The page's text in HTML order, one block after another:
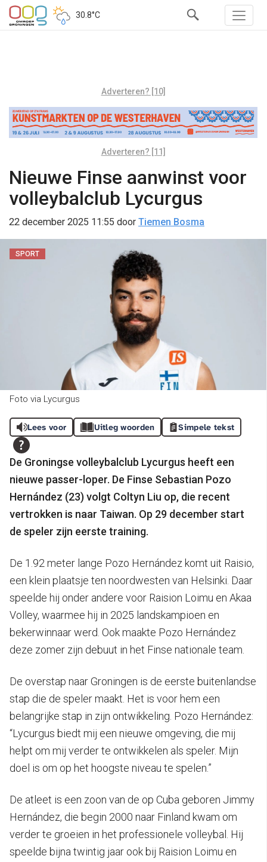
30.8°C
Adverteren? [10]
Adverteren? [11]
Nieuwe Finse aanwinst voor
volleybalclub Lycurgus
22 december 2025 11:55 door Tiemen Bosma
SPORT
Foto via Lycurgus
Lees voor Uitleg woorden Simpele tekst
De Groningse volleybalclub Lycurgus heeft een
nieuwe passer-loper. De Finse Sebastian Pozo
Hernández (23) volgt Coltyn Liu op, die recent
vertrokken is naar Taiwan. Op 29 december start
de speler zijn eerste training.
De 1.92 meter lange Pozo Hernández komt uit Raisio,
een klein plaatsje ten noordwesten van Helsinki. Daar
speelde hij onder andere voor Raision Loimu en Akaa
Volley, waarmee hij in 2025 landskampioen en
bekerwinnaar werd. Ook maakte Pozo Hernández
deze zomer zijn debuut in het Finse nationale team.
De overstap naar Groningen is de eerste buitenlandse
stap die de speler maakt. Het is voor hem een
belangrijke stap in zijn ontwikkeling. Pozo Hernández:
“Lycurgus biedt mij een nieuwe omgeving, die mij
helpt om mij verder te ontwikkelen als speler. Mijn
doel is om op het hoogste niveau te spelen.”
De atleet is een zoon van de op Cuba geboren Jimmy
Hernández, die begin 2000 naar Finland kwam om
verder te groeien in het professionele volleybal. Hij
speelde bijna twintig jaar ook bij Raision Loimu en